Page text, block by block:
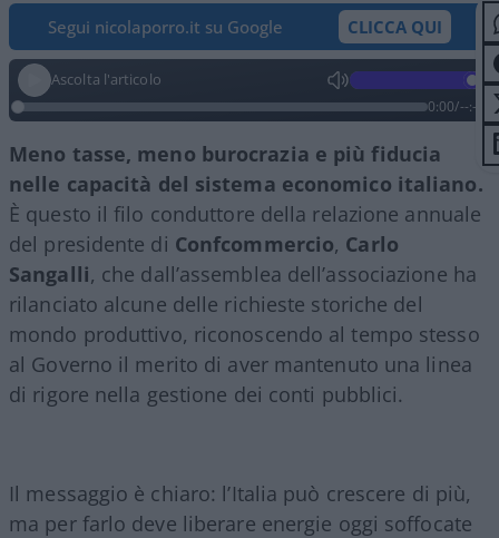
Segui nicolaporro.it su Google CLICCA QUI
Ascolta l'articolo
0:00/--:--
Meno tasse, meno burocrazia e più fiducia
nelle capacità del sistema economico italiano.
È questo il filo conduttore della relazione annuale
del presidente di Confcommercio, Carlo
Sangalli, che dall’assemblea dell’associazione ha
rilanciato alcune delle richieste storiche del
mondo produttivo, riconoscendo al tempo stesso
al Governo il merito di aver mantenuto una linea
di rigore nella gestione dei conti pubblici.
Il messaggio è chiaro: l’Italia può crescere di più,
ma per farlo deve liberare energie oggi soffocate